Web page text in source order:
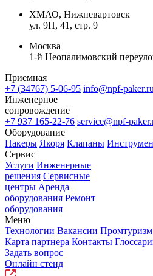
ХМАО, Нижневартовск
ул. 9П, 41, стр. 9
Москва
1-й Неопалимовский
Приемная
+7 (34767) 5-06-95 info@npf-paker.ru
Инженерное
сопровождение
+7 937 165-22-76 service@npf-
Оборудование
Пакеры Якоря Клапаны
Сервис
Услуги Инженерные
решения Сервисные
центры Аренда
оборудования Ремонт
оборудования
Меню
Технологии Вакансии Промтуризм
Карта партнера Контакты
Задать вопрос
Онлайн стенд